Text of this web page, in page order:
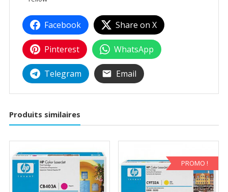
Facebook Share on X
Pinterest WhatsApp
Telegram Email
Produits similaires
PROMO !